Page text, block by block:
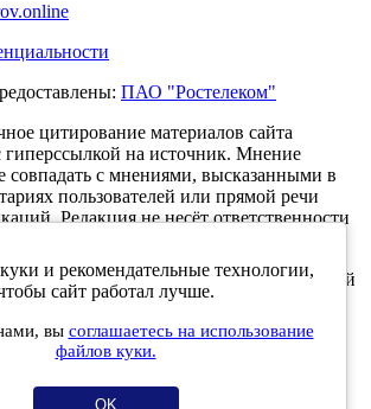
ПАО "Ростелеком"
цитирование материалов сайта
гиперссылкой на источник. Мнение
совпадать с мнениями, высказанными в
пользователей или прямой речи
Редакция не несёт ответственности
читателей.
зарегистрирован в Федеральной
сфере связи, информационных
коммуникаций (Роскомнадзор) 5
Регистрационный номер ЭЛ № ФС 77 -
12+
и рекомендательные технологии,
сайт работал лучше.
вы соглашаетесь на использование
файлов куки.
OK